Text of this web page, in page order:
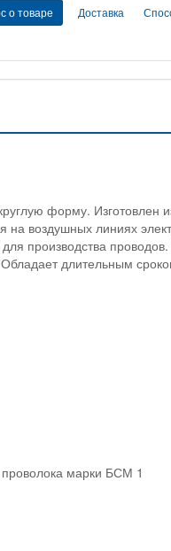
о товаре Доставка
форму. Изготовлен
воздушных линиях
производства
длительным
марки БСМ 1